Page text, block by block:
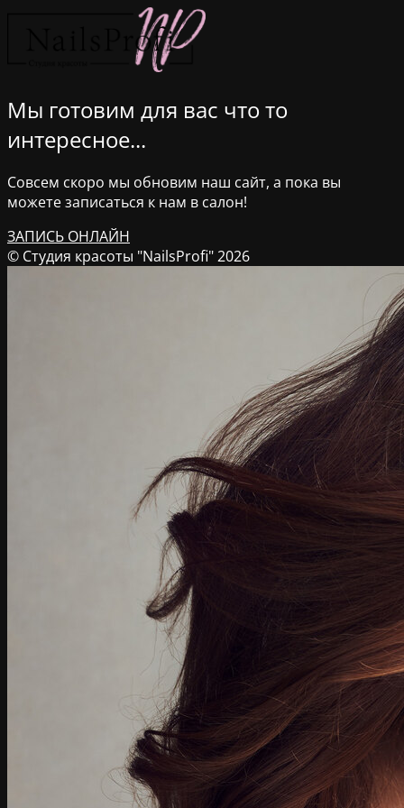
Мы готовим для вас что то
интересное...
Совсем скоро мы обновим наш сайт, а пока вы
можете записаться к нам в салон!
ЗАПИСЬ ОНЛАЙН
© Студия красоты "NailsProfi" 2026